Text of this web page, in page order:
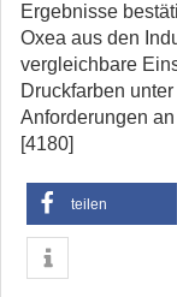
Ergebnisse
Oxea aus den
vergleichbare
Druckfarben
Anforderungen
[4180]
teilen